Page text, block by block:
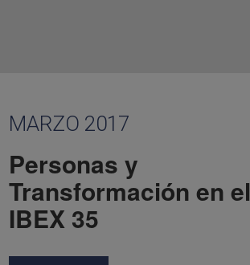
MARZO 2017
Personas y
Transformación en el
IBEX 35